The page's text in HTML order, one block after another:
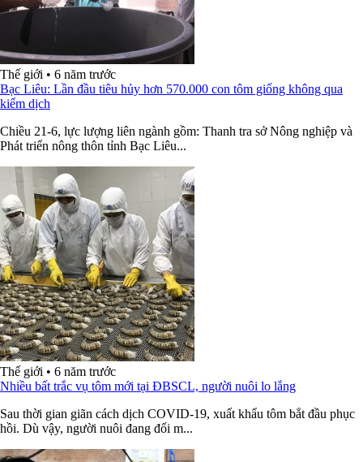
Thế giới • 6 năm trước
Bạc Liêu: Lần đầu tiêu hủy hơn 570.000 con tôm giống không qua
kiểm dịch
Chiều 21-6, lực lượng liên ngành gồm: Thanh tra sở Nông nghiệp và
Phát triển nông thôn tỉnh Bạc Liêu...
Thế giới • 6 năm trước
Nhiều bất trắc vụ tôm mới tại ĐBSCL, người nuôi lo lắng
Sau thời gian giãn cách dịch COVID-19, xuất khẩu tôm bắt đầu phục
hồi. Dù vậy, người nuôi đang đối m...